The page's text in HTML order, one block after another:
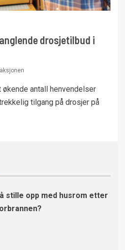
drosjetilbud i
økende antall henvendelser
tilgang på drosjer på
stille opp med husrom etter